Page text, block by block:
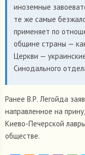
иноземные
те же самые
применяет по
общине страны —
Церкви —
Синодального
Ранее В.Р. Легойда
направленное на
Киево-Печерской
обществе.